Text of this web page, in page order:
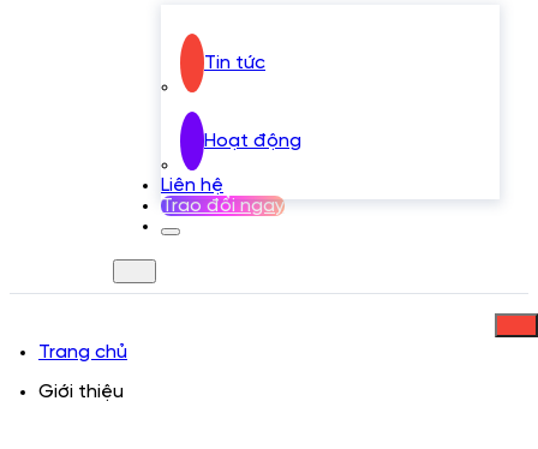
Tin tức
Hoạt động
Liên hệ
Trao đổi ngay
Trang chủ
Giới thiệu